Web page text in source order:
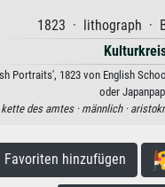
1823 · lithograph ·
Portraits', 1823 von English
oder
kette des amtes · männlich ·
hinzufügen